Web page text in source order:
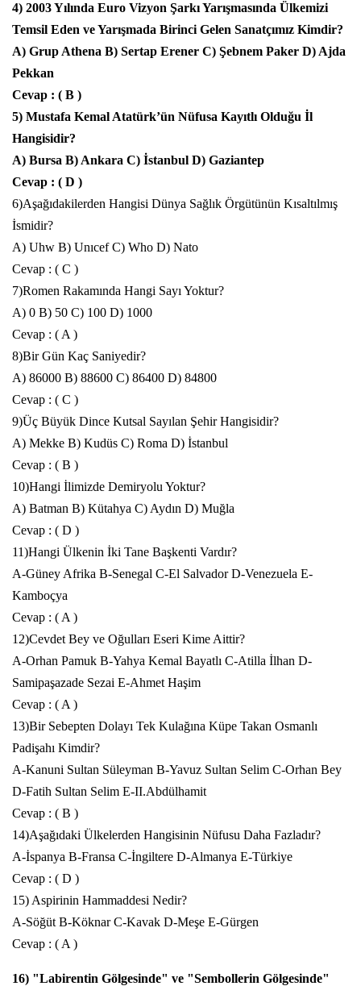
4) 2003 Yılında Euro Vizyon Şarkı Yarışmasında Ülkemizi
Temsil Eden ve Yarışmada Birinci Gelen Sanatçımız Kimdir?
A) Grup Athena B) Sertap Erener C) Şebnem Paker D) Ajda
Pekkan
Cevap : ( B )
5) Mustafa Kemal Atatürk’ün Nüfusa Kayıtlı Olduğu İl
Hangisidir?
A) Bursa B) Ankara C) İstanbul D) Gaziantep
Cevap : ( D )
6)Aşağıdakilerden Hangisi Dünya Sağlık Örgütünün Kısaltılmış
İsmidir?
A) Uhw B) Unıcef C) Who D) Nato
Cevap : ( C )
7)Romen Rakamında Hangi Sayı Yoktur?
A) 0 B) 50 C) 100 D) 1000
Cevap : ( A )
8)Bir Gün Kaç Saniyedir?
A) 86000 B) 88600 C) 86400 D) 84800
Cevap : ( C )
9)Üç Büyük Dince Kutsal Sayılan Şehir Hangisidir?
A) Mekke B) Kudüs C) Roma D) İstanbul
Cevap : ( B )
10)Hangi İlimizde Demiryolu Yoktur?
A) Batman B) Kütahya C) Aydın D) Muğla
Cevap : ( D )
11)Hangi Ülkenin İki Tane Başkenti Vardır?
A-Güney Afrika B-Senegal C-El Salvador D-Venezuela E-
Kamboçya
Cevap : ( A )
12)Cevdet Bey ve Oğulları Eseri Kime Aittir?
A-Orhan Pamuk B-Yahya Kemal Bayatlı C-Atilla İlhan D-
Samipaşazade Sezai E-Ahmet Haşim
Cevap : ( A )
13)Bir Sebepten Dolayı Tek Kulağına Küpe Takan Osmanlı
Padişahı Kimdir?
A-Kanuni Sultan Süleyman B-Yavuz Sultan Selim C-Orhan Bey
D-Fatih Sultan Selim E-II.Abdülhamit
Cevap : ( B )
14)Aşağıdaki Ülkelerden Hangisinin Nüfusu Daha Fazladır?
A-İspanya B-Fransa C-İngiltere D-Almanya E-Türkiye
Cevap : ( D )
15) Aspirinin Hammaddesi Nedir?
A-Söğüt B-Köknar C-Kavak D-Meşe E-Gürgen
Cevap : ( A )
16) "Labirentin Gölgesinde" ve "Sembollerin Gölgesinde"